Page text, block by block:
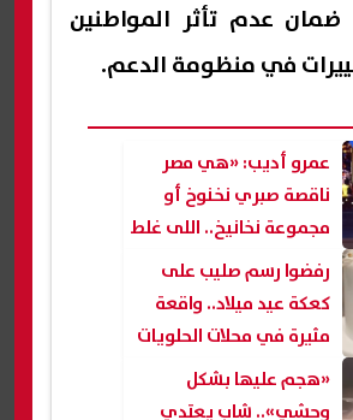
عدم تأثر المواطنين
في منظومة الدعم.
عمرو أديب: «هي مصر
ناقصة صبري نخنوخ أو
مجموعة نخانيخ.. اللى غلط
لا زم يتحاسب»
رفضوا رسم صليب على
كعكة عيد ميلاد.. واقعة
مثيرة في محلات الحلويات
بالقاهرة( فيديو)
«هجم عليها بشكل
وحشي».. شاب يعتدي